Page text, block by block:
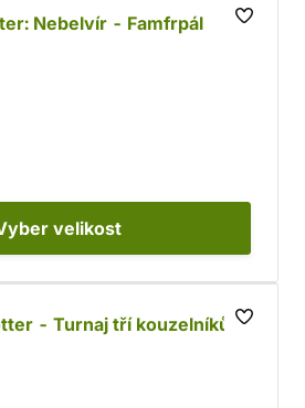
Nebelvír - Famfrpál
velikost
- Turnaj tří kouzelníků